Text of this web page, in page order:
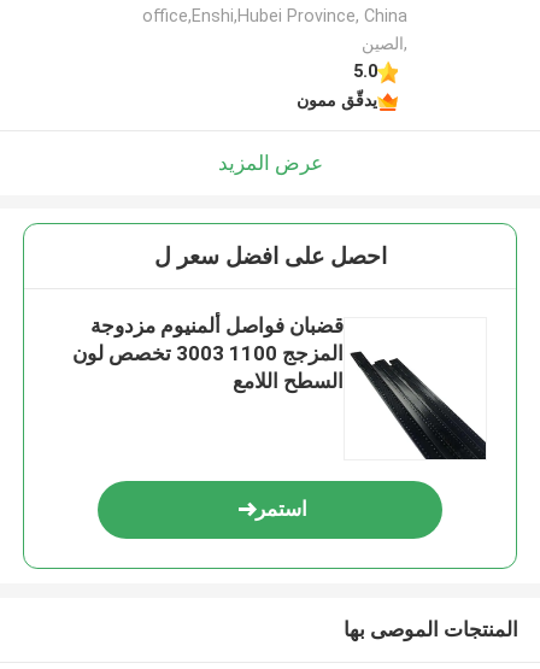
office,Enshi,Hubei Province, China
,الصين
5.0
يدقّق ممون
عرض المزيد
احصل على افضل سعر ل
قضبان فواصل ألمنيوم مزدوجة
المزجج 1100 3003 تخصص لون
السطح اللامع
استمر
المنتجات الموصى بها